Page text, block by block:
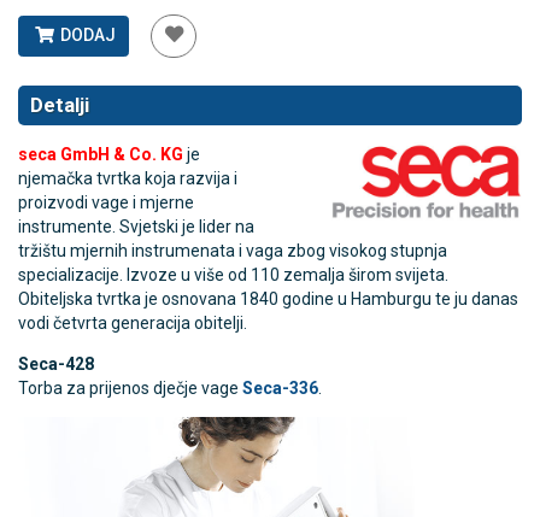
DODAJ
Detalji
seca GmbH & Co. KG je
njemačka tvrtka koja razvija i
proizvodi vage i mjerne
instrumente. Svjetski je lider na
tržištu mjernih instrumenata i vaga zbog visokog stupnja
specializacije. Izvoze u više od 110 zemalja širom svijeta.
Obiteljska tvrtka je osnovana 1840 godine u Hamburgu te ju danas
vodi četvrta generacija obitelji.
Seca-428
Torba za prijenos dječje vage Seca-336.